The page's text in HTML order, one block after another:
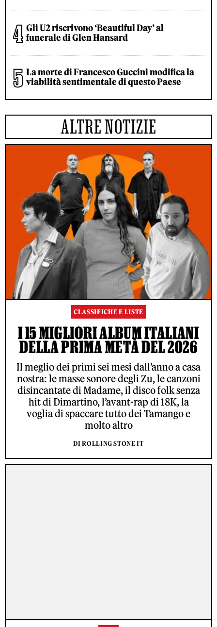
Gli U2 riscrivono ‘Beautiful Day’ al
funerale di Glen Hansard
La morte di Francesco Guccini modifica la
viabilità sentimentale di questo Paese
ALTRE NOTIZIE
CLASSIFICHE E LISTE
I 15 MIGLIORI ALBUM ITALIANI
DELLA PRIMA METÀ DEL 2026
Il meglio dei primi sei mesi dall’anno a casa
nostra: le masse sonore degli Zu, le canzoni
disincantate di Madame, il disco folk senza
hit di Dimartino, l’avant-rap di 18K, la
voglia di spaccare tutto dei Tamango e
molto altro
DI ROLLING STONE IT